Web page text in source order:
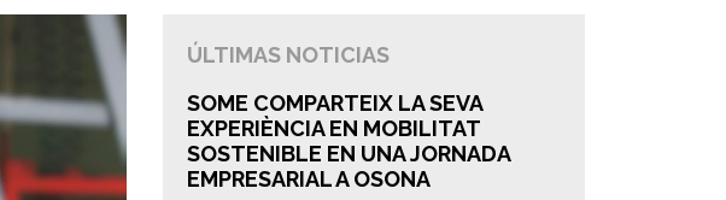
ÚLTIMAS NOTICIAS
SOME COMPARTEIX LA SEVA
EXPERIÈNCIA EN MOBILITAT
SOSTENIBLE EN UNA JORNADA
EMPRESARIAL A OSONA